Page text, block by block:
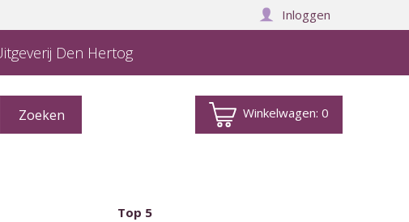
Inloggen
Den Hertog
Winkelwagen:0
Top 5